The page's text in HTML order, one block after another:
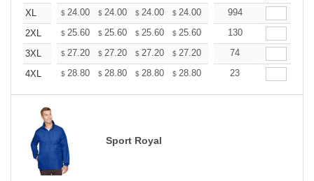
XL
$ 24.00 $ 24.00 $ 24.00 $ 24.00 24.00
994
2XL
$ 25.60 $ 25.60 $ 25.60 $ 25.60 25.60
130
3XL
$ 27.20 $ 27.20 $ 27.20 $ 27.20 27.20
74
4XL
$ 28.80 $ 28.80 $ 28.80 $ 28.80 28.80
23
Sport Royal